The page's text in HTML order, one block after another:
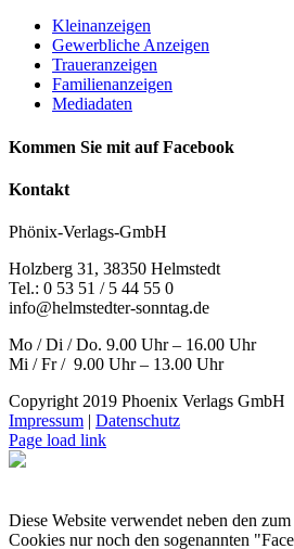
Kleinanzeigen
Gewerbliche Anzeigen
Traueranzeigen
Familienanzeigen
Mediadaten
Kommen Sie mit auf Facebook
Kontakt
Phönix-Verlags-GmbH
Holzberg 31, 38350 Helmstedt
Tel.: 0 53 51 / 5 44 55 0
info@helmstedter-sonntag.de
Mo / Di / Do. 9.00 Uhr – 16.00 Uhr
Mi / Fr / 9.00 Uhr – 13.00 Uhr
Copyright 2019 Phoenix Verlags GmbH
Impressum | Datenschutz
Page load link
Diese Website verwendet neben den
Cookies nur noch den sogenannten